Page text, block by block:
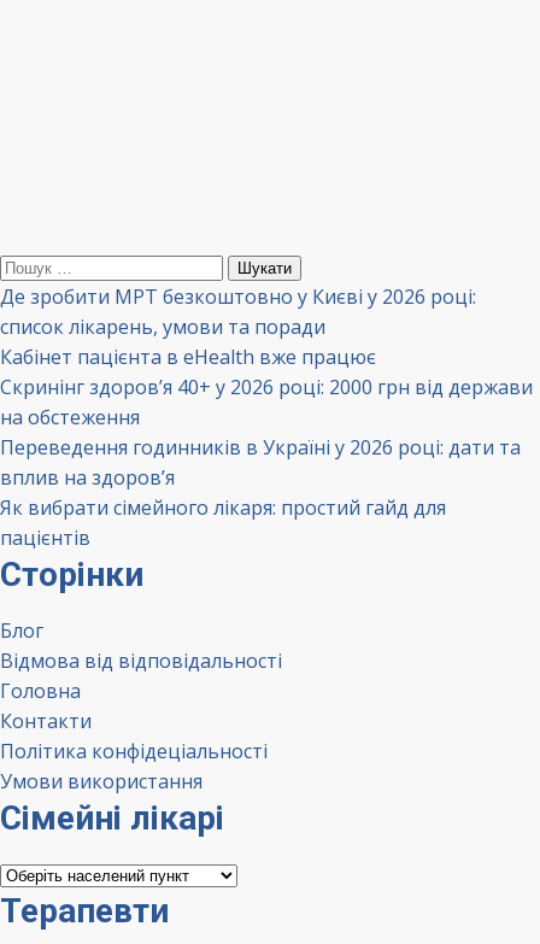
Пошук:
Де зробити МРТ безкоштовно у Києві у 2026 році:
список лікарень, умови та поради
Кабінет пацієнта в eHealth вже працює
Скринінг здоров’я 40+ у 2026 році: 2000 грн від держави
на обстеження
Переведення годинників в Україні у 2026 році: дати та
вплив на здоров’я
Як вибрати сімейного лікаря: простий гайд для
пацієнтів
Сторінки
Блог
Відмова від відповідальності
Головна
Контакти
Політика конфідеціальності
Умови використання
Сімейні лікарі
Сімейні
лікарі
Терапевти